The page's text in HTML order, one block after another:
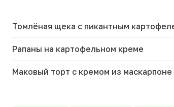
Томлёная щека с пикантным
Рапаны на картофельном креме
Маковый торт с кремом из маскарпоне